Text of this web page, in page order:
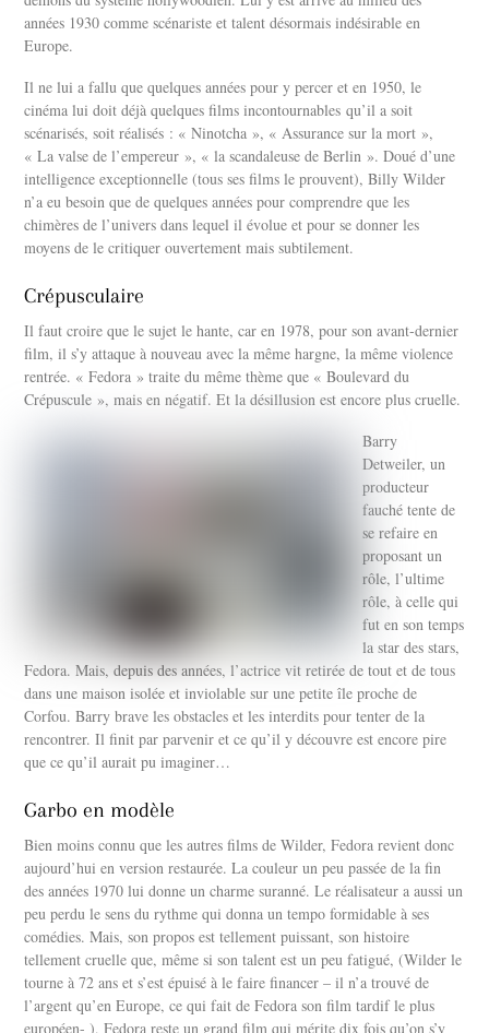
années 1930 comme scénariste et talent désormais indésirable en
Europe.
Il ne lui a fallu que quelques années pour y percer et en 1950, le
cinéma lui doit déjà quelques films incontournables qu’il a soit
scénarisés, soit réalisés : « Ninotcha », « Assurance sur la mort »,
« La valse de l’empereur », « la scandaleuse de Berlin ». Doué d’une
intelligence exceptionnelle (tous ses films le prouvent), Billy Wilder
n’a eu besoin que de quelques années pour comprendre que les
chimères de l’univers dans lequel il évolue et pour se donner les
moyens de le critiquer ouvertement mais subtilement.
Crépusculaire
Il faut croire que le sujet le hante, car en 1978, pour son avant-dernier
film, il s’y attaque à nouveau avec la même hargne, la même violence
rentrée. « Fedora » traite du même thème que « Boulevard du
Crépuscule », mais en négatif. Et la désillusion est encore plus cruelle.
Barry
Detweiler, un
producteur
fauché tente de
se refaire en
proposant un
rôle, l’ultime
rôle, à celle qui
fut en son temps
la star des stars,
Fedora. Mais, depuis des années, l’actrice vit retirée de tout et de tous
dans une maison isolée et inviolable sur une petite île proche de
Corfou. Barry brave les obstacles et les interdits pour tenter de la
rencontrer. Il finit par parvenir et ce qu’il y découvre est encore pire
que ce qu’il aurait pu imaginer…
Garbo en modèle
Bien moins connu que les autres films de Wilder, Fedora revient donc
aujourd’hui en version restaurée. La couleur un peu passée de la fin
des années 1970 lui donne un charme suranné. Le réalisateur a aussi un
peu perdu le sens du rythme qui donna un tempo formidable à ses
comédies. Mais, son propos est tellement puissant, son histoire
tellement cruelle que, même si son talent est un peu fatigué, (Wilder le
tourne à 72 ans et s’est épuisé à le faire financer – il n’a trouvé de
l’argent qu’en Europe, ce qui fait de Fedora son film tardif le plus
européen- ), Fedora reste un grand film qui mérite dix fois qu’on s’y